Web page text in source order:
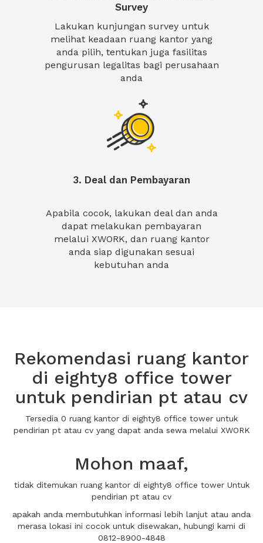
Survey
Lakukan kunjungan survey untuk
melihat keadaan ruang kantor yang
anda pilih, tentukan juga fasilitas
pengurusan legalitas bagi perusahaan
anda
3. Deal dan Pembayaran
Apabila cocok, lakukan deal dan anda
dapat melakukan pembayaran
melalui XWORK, dan ruang kantor
anda siap digunakan sesuai
kebutuhan anda
Rekomendasi ruang kantor
di eighty8 office tower
untuk pendirian pt atau cv
Tersedia 0 ruang kantor di eighty8 office tower untuk
pendirian pt atau cv yang dapat anda sewa melalui XWORK
Mohon maaf,
tidak ditemukan ruang kantor di eighty8 office tower Untuk
pendirian pt atau cv
apakah anda membutuhkan informasi lebih lanjut atau anda
merasa lokasi ini cocok untuk disewakan, hubungi kami di
0812-8900-4848